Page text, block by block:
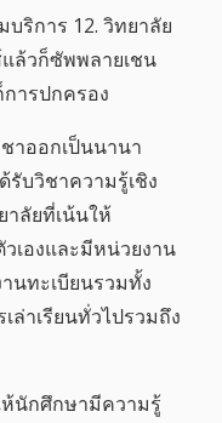
ริการ 12. วิทยาลัย
ล้วก็ซัพพลายเชน
การปกครอง
าออกเป็นนานา
รับวิชาความรู้เชิง
าลัยที่เน้นให้
เองและมีหน่วยงาน
นทะเบียนรวมทั้ง
าเรียนทั่วไปรวมถึง
นักศึกษามีความรู้